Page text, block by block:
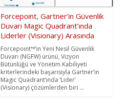
Forcepoint, Gartner’in Güvenlik
Duvarı Magic Quadrant’ında
Liderler (Visionary) Arasında
Forcepoint™’in Yeni Nesil Güvenlik
Duvarı (NGFW) ürünü, Vizyon
Bütünlüğü ve Yönetim Kabiliyeti
kriterlerindeki başarısıyla Gartner’in
Magic Quadrant’ında ‘Lider’
(Visionary) çözümlerden biri ...